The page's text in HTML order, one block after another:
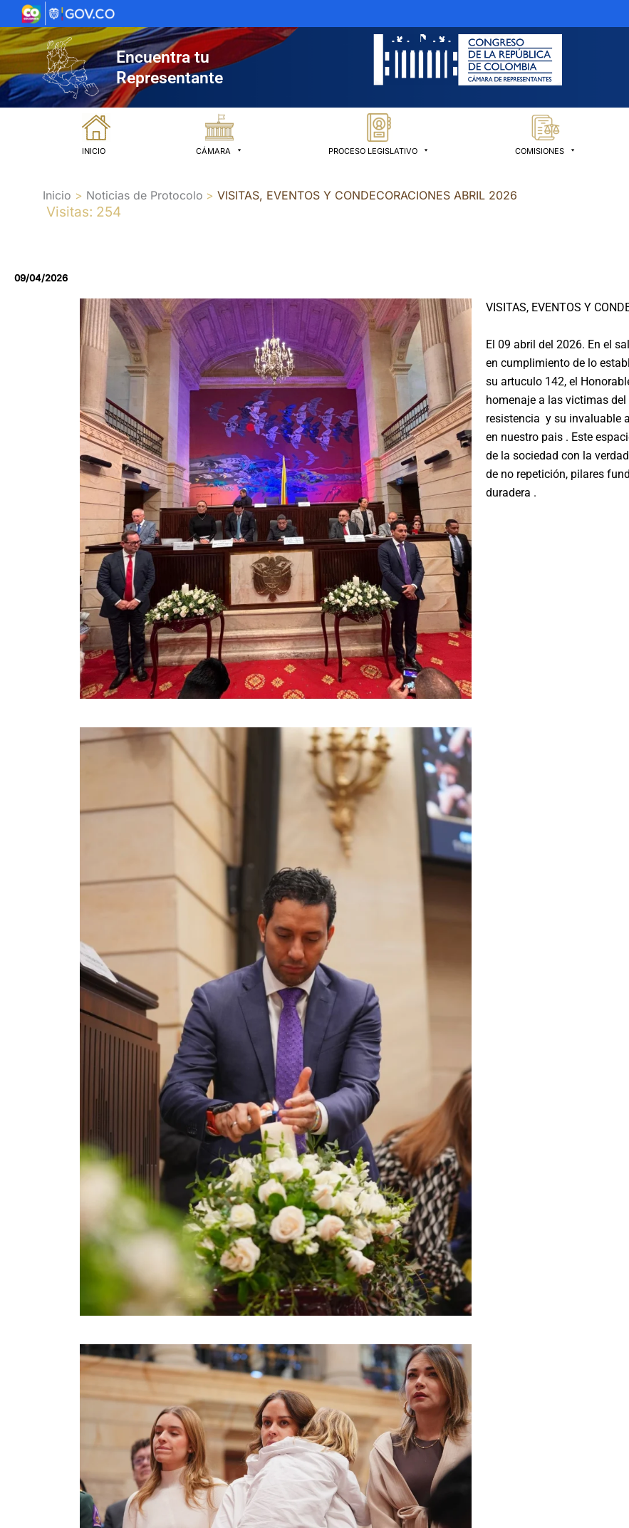
al
contenido
Encuentra tu
Representante
INICIO CÁMARA PROCESO LEGISLATIVO COMISIONES
Inicio Noticias de Protocolo VISITAS, EVENTOS Y CONDECORACIONES ABRIL 2026
Visitas: 254
09/04/2026
VISITAS, EVENTOS Y
El 09 abril del 2026. En el
en cumplimiento de lo
su artuculo 142, el
homenaje a las victimas
resistencia y su invaluable
en nuestro pais . Este
de la sociedad con la
de no repetición, pilares
duradera .